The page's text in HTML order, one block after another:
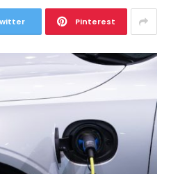
Pinterest